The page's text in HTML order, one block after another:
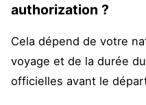
authorization ?
Cela dépend de votre
voyage et de la durée
officielles avant le